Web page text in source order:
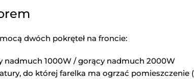
dwóch pokręteł na froncie:
nadmuch 1000W / gorący nadmuch 2000W
do której farelka ma ogrzać